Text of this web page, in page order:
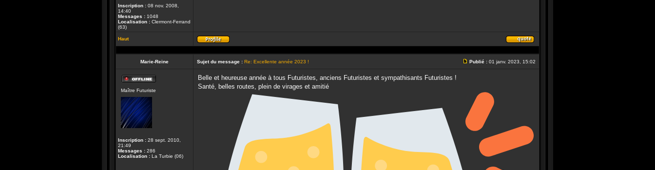
Inscription : 08 nov. 2008,
14:40
Messages : 1048
Localisation : Clermont-Ferrand
(63)
Haut
Profil
Répondre
le
Marie-Reine Sujet du message : Re: Excellente année 2023 !
Publié : 01 janv. 2023, 15:02
Maître Futuriste
Inscription : 28 sept. 2010,
21:49
Messages : 286
Localisation : La Turbie (06)
Belle et heureuse année à tous Futuristes, anciens Futuristes et sympathisants Futuristes !
Santé, belles routes, plein de virages et amitié